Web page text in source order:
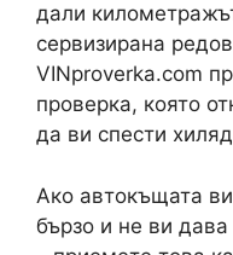
дали
сервизирана
VINproverka.com
проверка, която
да ви спести
Ако автокъщата
бързо и не ви